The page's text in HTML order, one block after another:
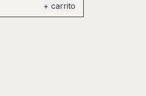
+ carrito